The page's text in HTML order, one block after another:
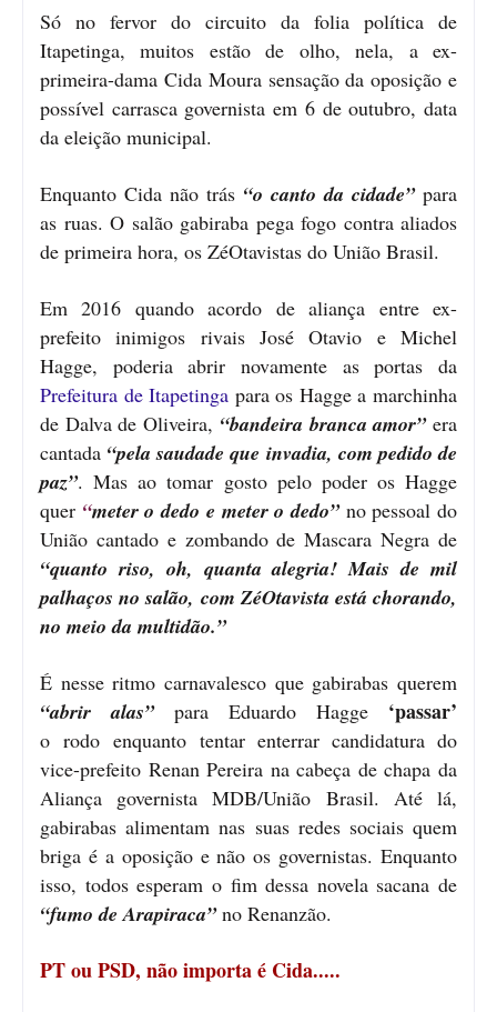
Só no fervor do circuito da folia política de
Itapetinga, muitos estão de olho, nela, a ex-
primeira-dama Cida Moura sensação da oposição e
possível carrasca governista em 6 de outubro, data
da eleição municipal.
Enquanto Cida não trás “o canto da cidade”para
as ruas. O salão gabiraba pega fogo contra aliados
de primeira hora, os ZéOtavistas do União Brasil.
Em 2016 quando acordo de aliança entre ex-
prefeito inimigos rivais José Otavio e Michel
Hagge, poderia abrir novamente as portas da
Prefeitura de Itapetinga para os Hagge a marchinha
de Dalva de Oliveira, “bandeira branca amor”era
cantada “pela saudade que invadia, com pedido de
paz”. Mas ao tomar gosto pelo poder os Hagge
quer “meter o dedo e meter o dedo”no pessoal do
União cantado e zombando de Mascara Negra de
“quanto riso, oh, quanta alegria! Mais de mil
palhaços no salão, com ZéOtavista está chorando,
no meio da multidão.”
É nesse ritmo carnavalesco que gabirabas querem
“abrir alas” para Eduardo Hagge ‘passar’
o rodo enquanto tentar enterrar candidatura do
vice-prefeito Renan Pereira na cabeça de chapa da
Aliança governista MDB/União Brasil. Até lá,
gabirabas alimentam nas suas redes sociais quem
briga é a oposição e não os governistas. Enquanto
isso, todos esperam o fim dessa novela sacana de
“fumo de Arapiraca”no Renanzão.
PT ou PSD, não importa é Cida.....